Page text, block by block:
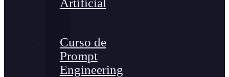
Artificial
Curso de
Prompt
Engineering